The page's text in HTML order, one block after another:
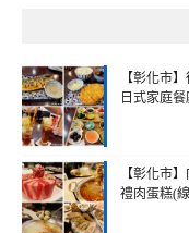
【彰化市
日式家庭
【彰化市
禮肉蛋糕(